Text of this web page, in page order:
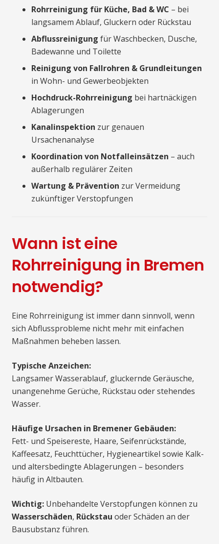
Rohrreinigung für Küche, Bad & WC – bei
langsamem Ablauf, Gluckern oder Rückstau
Abflussreinigung für Waschbecken, Dusche,
Badewanne und Toilette
Reinigung von Fallrohren & Grundleitungen
in Wohn- und Gewerbeobjekten
Hochdruck-Rohrreinigung bei hartnäckigen
Ablagerungen
Kanalinspektion zur genauen
Ursachenanalyse
Koordination von Notfalleinsätzen – auch
außerhalb regulärer Zeiten
Wartung & Prävention zur Vermeidung
zukünftiger Verstopfungen
Wann ist eine
Rohrreinigung in Bremen
notwendig?
Eine Rohrreinigung ist immer dann sinnvoll, wenn
sich Abflussprobleme nicht mehr mit einfachen
Maßnahmen beheben lassen.
Typische Anzeichen:
Langsamer Wasserablauf, gluckernde Geräusche,
unangenehme Gerüche, Rückstau oder stehendes
Wasser.
Häufige Ursachen in Bremener Gebäuden:
Fett- und Speisereste, Haare, Seifenrückstände,
Kaffeesatz, Feuchttücher, Hygieneartikel sowie Kalk-
und altersbedingte Ablagerungen – besonders
häufig in Altbauten.
Wichtig: Unbehandelte Verstopfungen können zu
Wasserschäden, Rückstau oder Schäden an der
Bausubstanz führen.